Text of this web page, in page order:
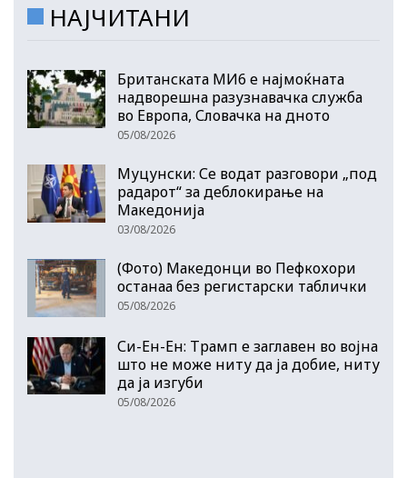
НАЈЧИТАНИ
Британската МИ6 е најмоќната
надворешна разузнавачка служба
во Европа, Словачка на дното
05/08/2026
Муцунски: Се водат разговори „под
радарот“ за деблокирање на
Македонија
03/08/2026
(Фото) Македонци во Пефкохори
останаа без регистарски таблички
05/08/2026
Си-Ен-Ен: Трамп е заглавен во војна
што не може ниту да ја добие, ниту
да ја изгуби
05/08/2026